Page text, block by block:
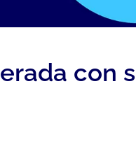
con